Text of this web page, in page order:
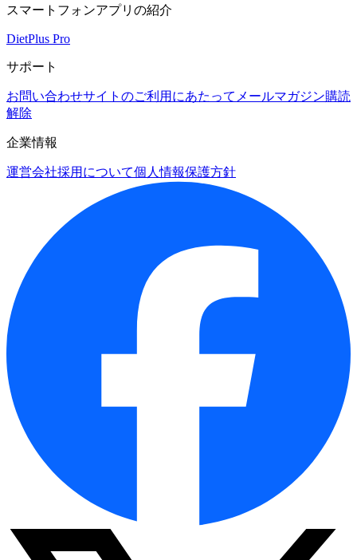
スマートフォンアプリの紹介
DietPlus Pro
サポート
お問い合わせサイトのご利用にあたって メールマガジン購読
解除
企業情報
運営会社採用について個人情報保護方針